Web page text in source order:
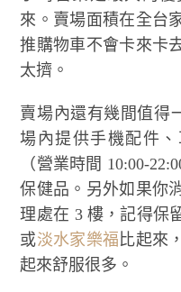
來。賣場面積在全台
推購物車不會卡來卡
太擠。
賣場內還有幾間值得
場內提供手機配件
（營業時間 10:00-
保健品。另外如果你
理處在 3 樓，記得保
或淡水家樂福比起來
起來舒服很多。